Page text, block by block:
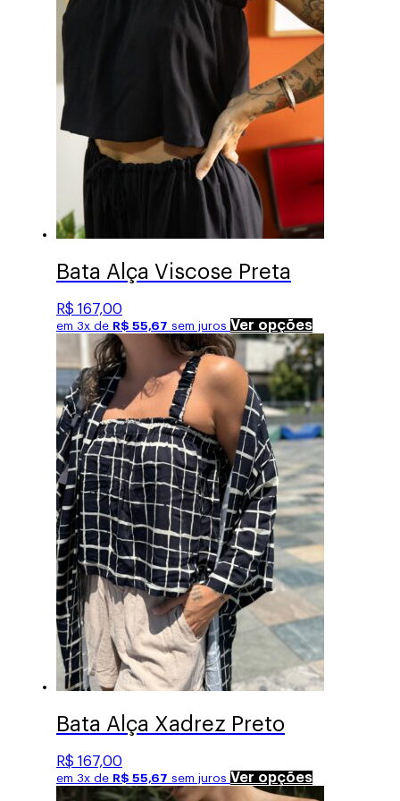
escolhidas
na
página
do
produto
Bata Alça Viscose Preta
R$ 167,00
em 3x de R$ 55,67 sem juros Ver opçõesEste
produto
tem
várias
variantes.
As
opções
podem
ser
escolhidas
na
página
do
produto
Bata Alça Xadrez Preto
R$ 167,00
em 3x de R$ 55,67 sem juros Ver opçõesEste